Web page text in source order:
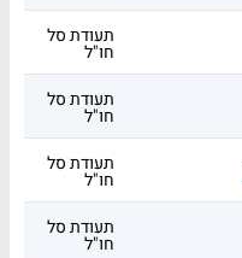
תעודת סל
חו"ל
תעודת סל
חו"ל
תעודת סל
חו"ל
תעודת סל
חו"ל